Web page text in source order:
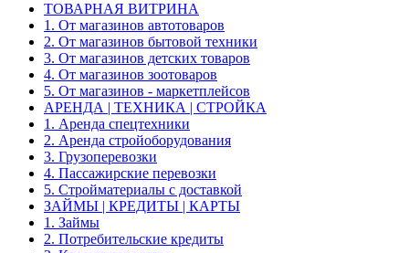
ТОВАРНАЯ ВИТРИНА
1. От магазинов автотоваров
2. От магазинов бытовой техники
3. От магазинов детских товаров
4. От магазинов зоотоваров
5. От магазинов - маркетплейсов
АРЕНДА | ТЕХНИКА | СТРОЙКА
1. Аренда спецтехники
2. Аренда стройоборудования
3. Грузоперевозки
4. Пассажирские перевозки
5. Стройматериалы с доставкой
ЗАЙМЫ | КРЕДИТЫ | КАРТЫ
1. Займы
2. Потребительские кредиты